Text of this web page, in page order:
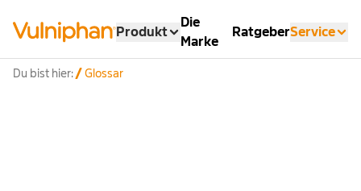
Produkt
Die
Marke
RatgeberService
Du bist hier: Glossar